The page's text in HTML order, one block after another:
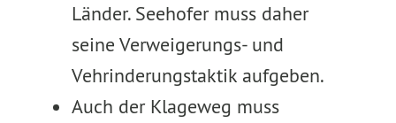
Länder. Seehofer muss daher
seine Verweigerungs- und
Vehrinderungstaktik aufgeben.
Auch der Klageweg muss